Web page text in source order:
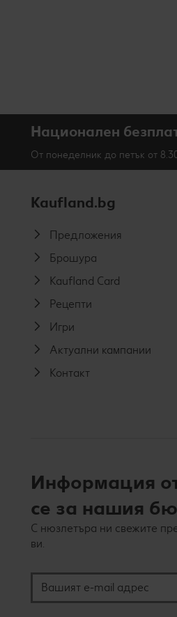
Национален
От понеделник до петък от
Kaufland.bg
Предложения
Брошура
Kaufland Card
Рецепти
Игри
Актуални кампании
Контакт
Информация
се за нашия
С нюзлетъра ни свежите
ви.
Вашият e-mail адрес